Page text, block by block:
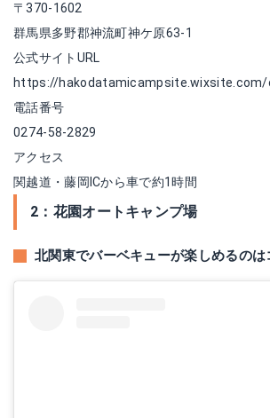
〒370-1602
群馬県多野郡神流町神ケ原63-1
公式サイトURL
https://
電話番号
0274-58-2829
アクセス
関越道・藤岡ICから車で約1時間
2：花園オートキャンプ場
北関東でバーベキューが楽しめるのは